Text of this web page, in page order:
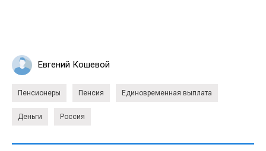
Евгений Кошевой
Пенсионеры Пенсия Единовременная выплата
Деньги Россия